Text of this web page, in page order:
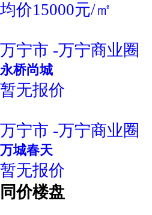
均价15000元/㎡
万宁市 -万宁商业圈
永桥尚城
暂无报价
万宁市 -万宁商业圈
万城春天
暂无报价
同价楼盘